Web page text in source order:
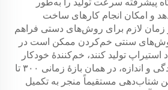
پیشرفته سرعت تولید را به‌طور
و امکان انجام کارهای ساخت
زمان لازم برای روش‌های دستی فراهم
سنتی خم‌کردن ممکن است در
۵۰ تا ۱۰۰ عدد استیراپ تولید کنند، خم‌کنندهٔ خودکار
استیراپ‌ها بسته به پیچیدگی و اندازه، در همان بازهٔ زمانی ۳۰۰ تا
این شتاب‌دهی مستقیماً منجر به تکمیل